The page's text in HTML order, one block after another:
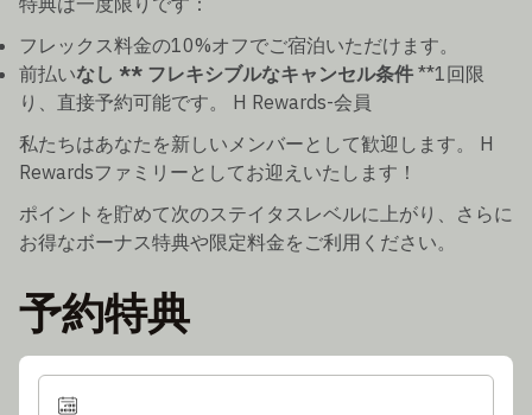
フレックス料金の10%オフでご宿泊いただけます。
前払いなし ** フレキシブルなキャンセル条件 **1回限
り、直接予約可能です。 H Rewards-会員
私たちはあなたを新しいメンバーとして歓迎します。 H
Rewardsファミリーとしてお迎えいたします！
ポイントを貯めて次のステイタスレベルに上がり、さらに
お得なボーナス特典や限定料金をご利用ください。
予約特典